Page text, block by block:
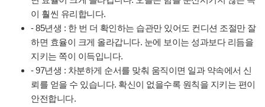
이 훨씬 유리합니다.
- 85년생 : 한 번 더 확인하는 습관만 있어도 컨디션 조절만 잘
하면 효율이 크게 올라갑니다. 눈에 보이는 성과보다 리듬을
지키는 쪽이 이득입니다.
- 97년생 : 차분하게 순서를 맞춰 움직이면 일과 약속에서 신
뢰를 얻을 수 있습니다. 확신이 없을수록 원칙을 지키는 편이
안전합니다.